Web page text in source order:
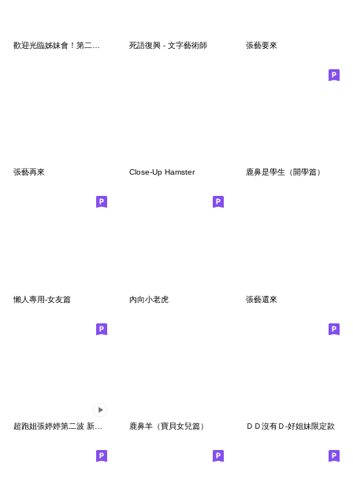
死語復興 - 文字藝術師 張藝要來
張藝再來 Close-Up Hamster 鹿鼻是學生（開學篇）
懶人專用-女友篇 內向小老虎 張藝還來
鹿鼻羊（寶貝女兒篇） ＤＤ沒有Ｄ-好姐妹限定款